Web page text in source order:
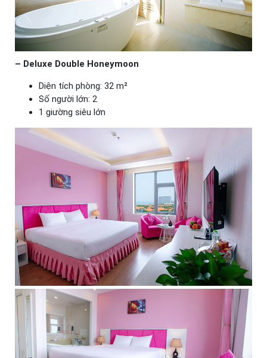
– Deluxe Double Honeymoon
Diện tích phòng: 32 m²
Số người lớn: 2
1 giường siêu lớn